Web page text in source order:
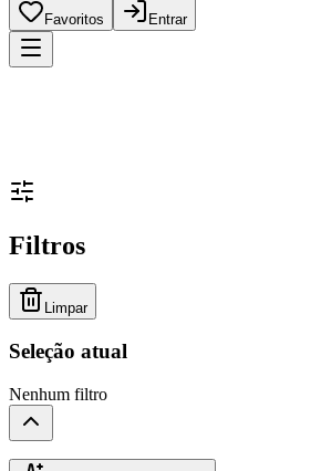
Favoritos Entrar
Filtros
Limpar
Seleção atual
Nenhum filtro